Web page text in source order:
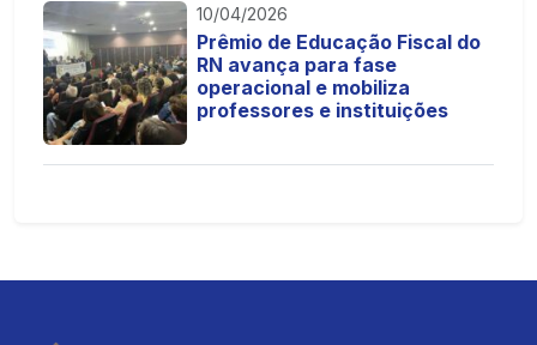
10/04/2026
Prêmio de Educação Fiscal do
RN avança para fase
operacional e mobiliza
professores e instituições